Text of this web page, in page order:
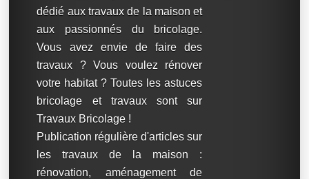
dédié aux travaux de la maison et
aux passionnés du bricolage.
Vous avez envie de faire des
travaux ? Vous voulez rénover
votre habitat ? Toutes les astuces
bricolage et travaux sont sur
Travaux Bricolage !
Publication régulière d'articles sur
les travaux de la maison :
rénovation, aménagement de